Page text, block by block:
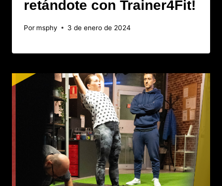
retándote con Trainer4Fit!
Por msphy 3 de enero de 2024